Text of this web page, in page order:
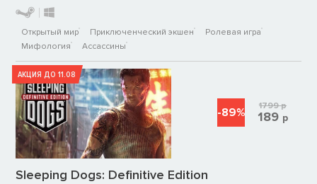
Открытый мир Приключенческий экшен
Ролевая игра
Мифология
Ассассины
АКЦИЯ ДО 11.08
Sleeping Dogs: Definitive Edition
-89% 1799р
189 р